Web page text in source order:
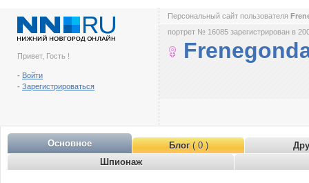
Привет, Гость !
- Войти
- Зарегистрироваться
Персональный сайт пользователя
портрет № 16085 зарегистрирован в
Основное Блог( 0 )
Шпионаж